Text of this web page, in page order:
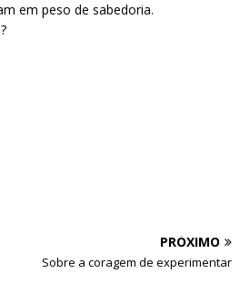
em peso de sabedoria.
PRÓXIMO
Sobre a coragem de experimentar